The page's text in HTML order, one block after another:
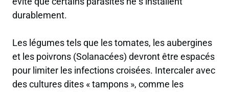
durablement.
Les légumes tels que les tomates, les aubergines
et les poivrons (Solanacées) devront être espacés
pour limiter les infections croisées. Intercaler avec
des cultures dites « tampons », comme les